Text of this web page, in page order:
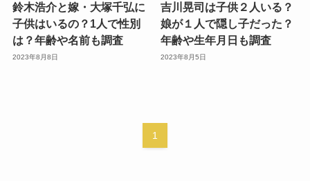
鈴木浩介と嫁・大塚千弘に
子供はいるの？1人で性別
は？年齢や名前も調査
2023年8月8日
吉川晃司は子供２人いる？
娘が１人で隠し子だった？
年齢や生年月日も調査
2023年8月5日
1